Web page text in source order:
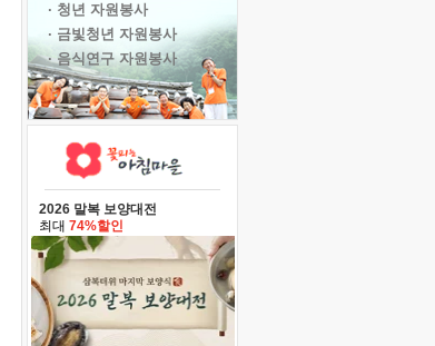
· 청년 자원봉사
· 금빛청년 자원봉사
· 음식연구 자원봉사
2026 말복 보양대전
최대 74%할인